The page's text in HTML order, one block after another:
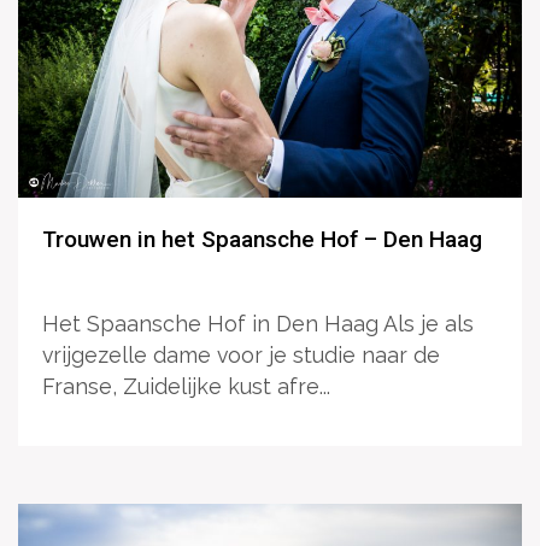
Trouwen in het Spaansche Hof – Den Haag
Het Spaansche Hof in Den Haag Als je als
vrijgezelle dame voor je studie naar de
Franse, Zuidelijke kust afre...